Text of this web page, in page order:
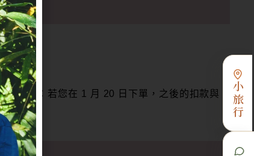
。
。例如：若您在 1 月 20 日下單，之後的扣款與
小旅行